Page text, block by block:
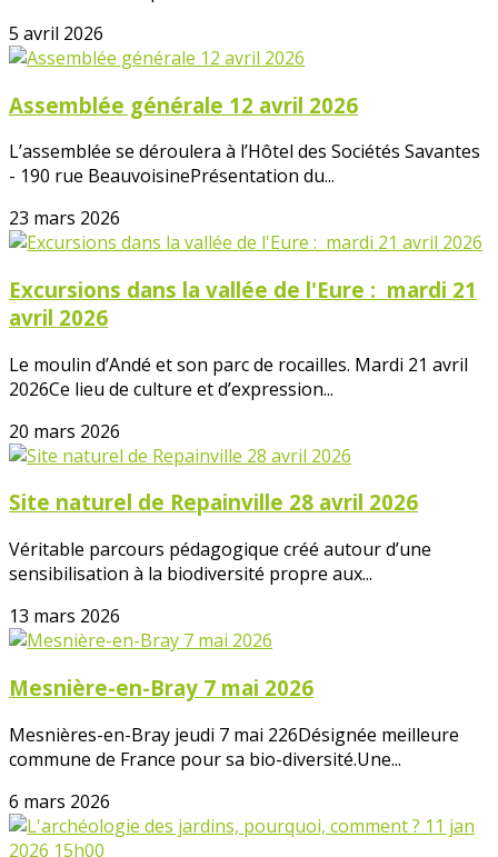
5 avril 2026
Assemblée générale 12 avril 2026
L’assemblée se déroulera à l’Hôtel des Sociétés Savantes
- 190 rue BeauvoisinePrésentation du...
23 mars 2026
Excursions dans la vallée de l'Eure : mardi 21
avril 2026
Le moulin d’Andé et son parc de rocailles. Mardi 21 avril
2026Ce lieu de culture et d’expression...
20 mars 2026
Site naturel de Repainville 28 avril 2026
Véritable parcours pédagogique créé autour d’une
sensibilisation à la biodiversité propre aux...
13 mars 2026
Mesnière-en-Bray 7 mai 2026
Mesnières-en-Bray jeudi 7 mai 226Désignée meilleure
commune de France pour sa bio-diversité.Une...
6 mars 2026